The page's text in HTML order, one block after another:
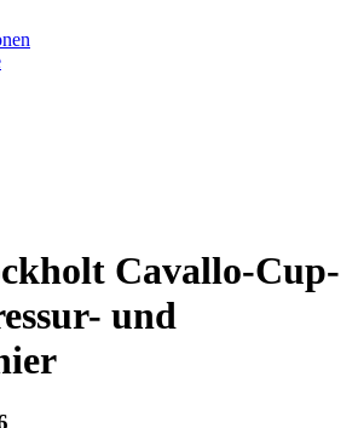
Cavallo-Cup-
und